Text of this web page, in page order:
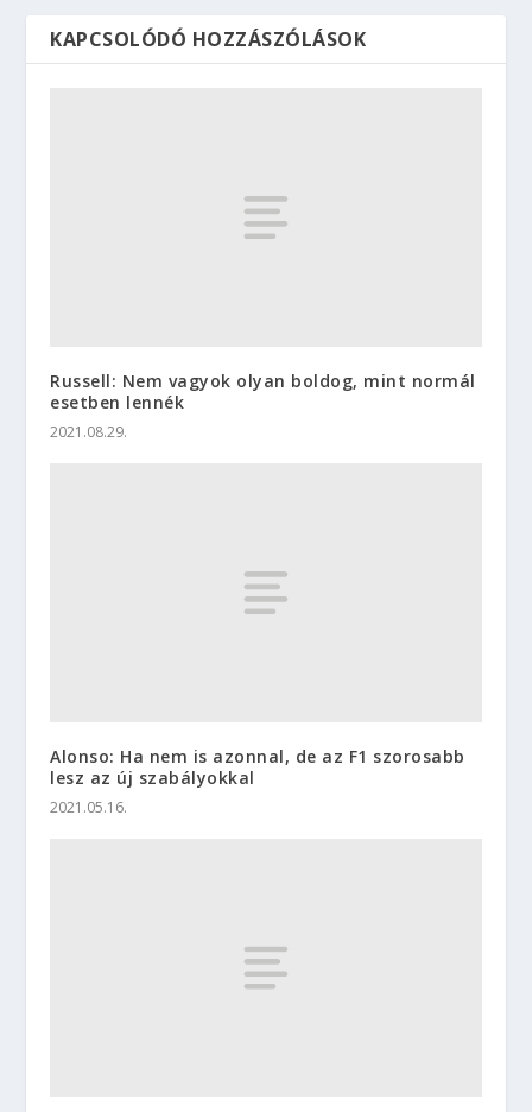
KAPCSOLÓDÓ HOZZÁSZÓLÁSOK
Russell: Nem vagyok olyan boldog, mint normál
esetben lennék
2021.08.29.
Alonso: Ha nem is azonnal, de az F1 szorosabb
lesz az új szabályokkal
2021.05.16.